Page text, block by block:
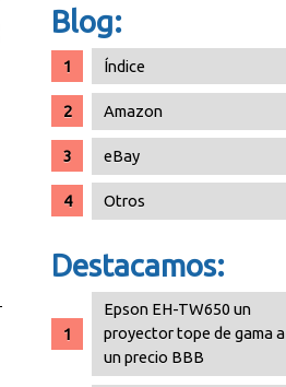
Blog:
Índice
Amazon
eBay
Otros
Destacamos:
Epson EH-TW650 un
proyector tope de gama a
un precio BBB